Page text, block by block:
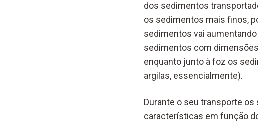
dos sedimentos
os sedimentos mais finos,
sedimentos vai
sedimentos com
enquanto junto à foz os
argilas, essencialmente).
Durante o seu transporte
características em função